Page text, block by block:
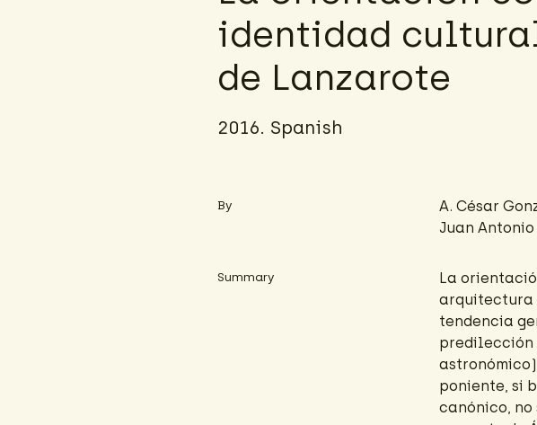
identidad
de Lanzarote
2016. Spanish
By A. César
Juan
Summary
La
arquitectura
tendencia
predilección
poniente, si
canónico, no